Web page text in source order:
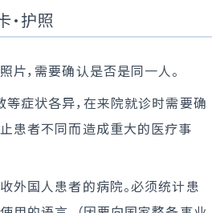
护照
片，需要确认是否是同一人。
等症状各异，在来院就诊时需要确
患者不同而造成重大的医疗事
外国人患者的病院。必须统计患